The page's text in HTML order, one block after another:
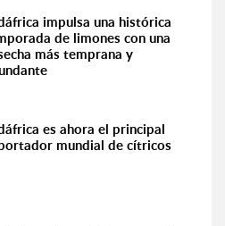
impulsa una histórica
de limones con una
más temprana y
es ahora el principal
mundial de cítricos